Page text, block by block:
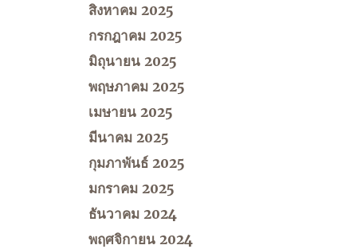
สิงหาคม 2025
กรกฎาคม 2025
มิถุนายน 2025
พฤษภาคม 2025
เมษายน 2025
มีนาคม 2025
กุมภาพันธ์ 2025
มกราคม 2025
ธันวาคม 2024
พฤศจิกายน 2024